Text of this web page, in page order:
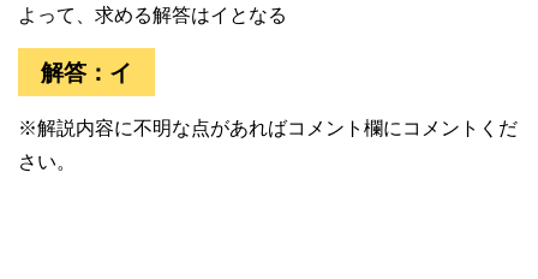
よって、求める解答はイとなる
解答：イ
※解説内容に不明な点があればコメント欄にコメントくだ
さい。